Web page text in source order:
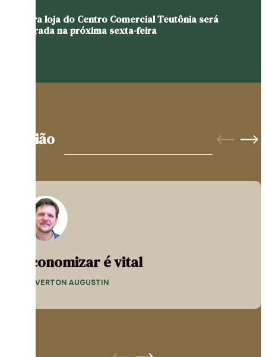
Primeira loja do Centro Comercial Teutônia será
inaugurada na próxima sexta-feira
Opinião
Economizar é vital
— EVERTON AUGUSTIN